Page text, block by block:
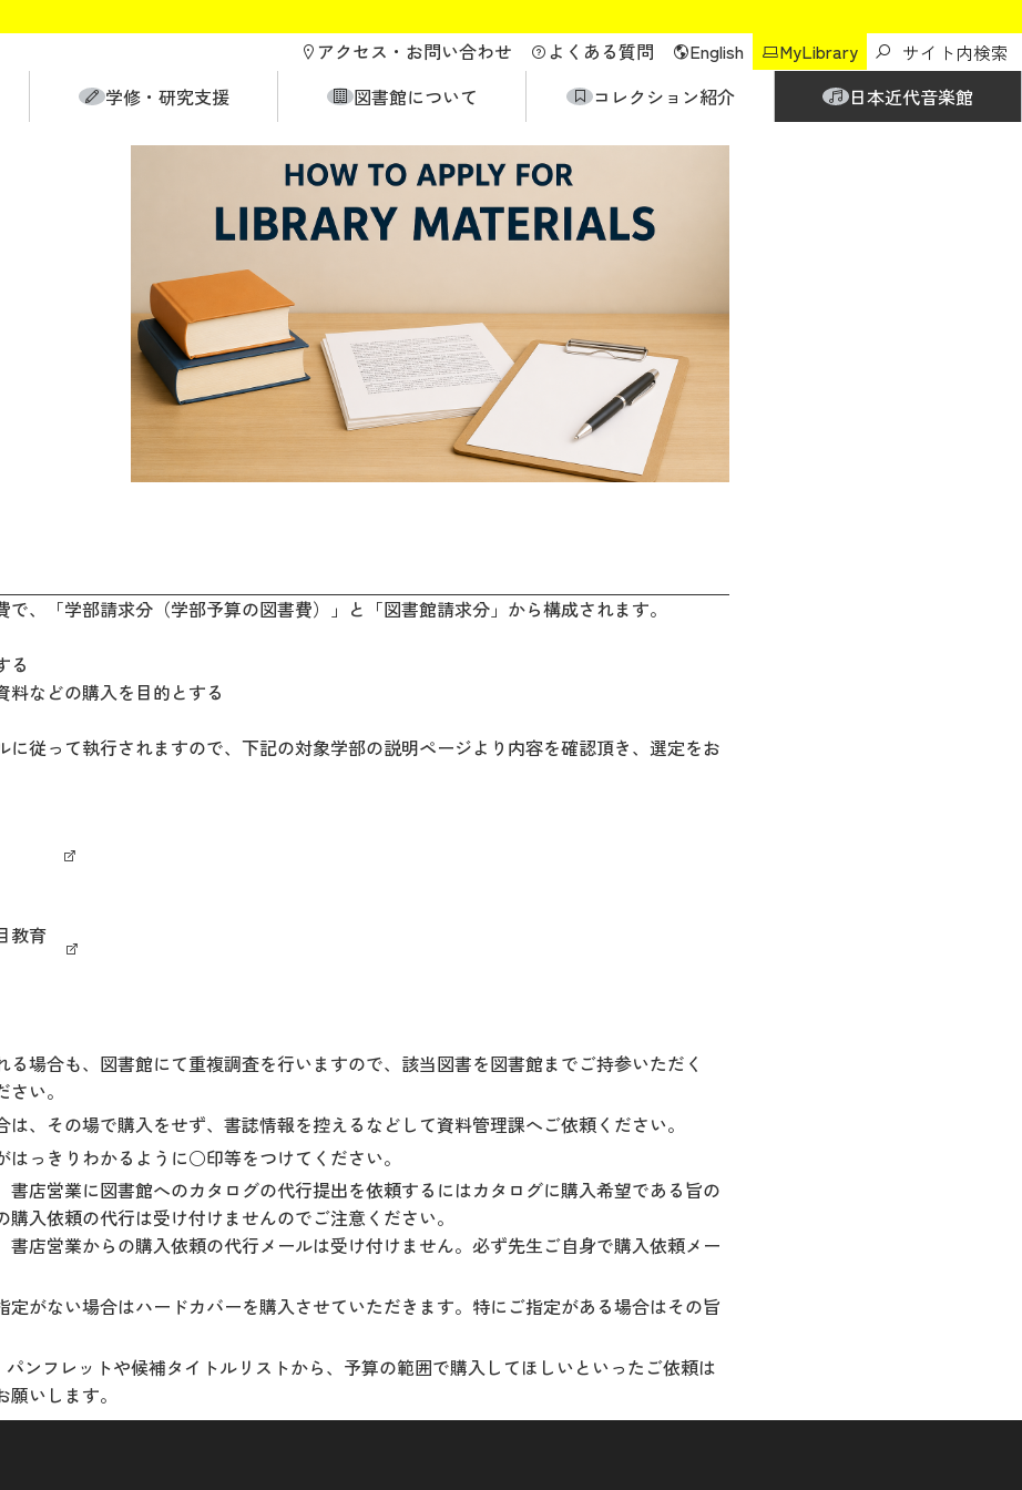
アクセス・ お問い合わせ よくある質問 English
MyLibrary
学修・研究支援 図書館について コレクション紹介
日本近代音楽館
、「学部請求分（学部予算の図書費）」と「図書館請求分」から構成されます。
る
などの購入を目的とする
従って執行されますので、下記の対象学部の説明ページより内容を確認頂き、選定をお
教育
場合も、図書館にて重複調査を行いますので、該当図書を図書館までご持参いただく
さい。
、その場で購入をせず、書誌情報を控えるなどして資料管理課へご依頼ください。
はっきりわかるように○印等をつけてください。
店営業に図書館へのカタログの代行提出を依頼するにはカタログに購入希望である旨の
入依頼の代行は受け付けませんのでご注意ください。
店営業からの購入依頼の代行メールは受け付けません。必ず先生ご自身で購入依頼メー
がない場合はハードカバーを購入させていただきます。特にご指定がある場合はその旨
ンフレットや候補タイトルリストから、予算の範囲で購入してほしいといったご依頼は
いします。